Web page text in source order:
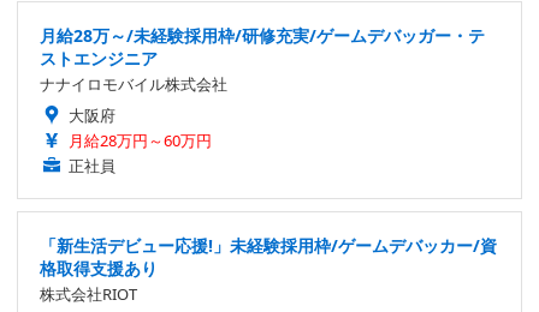
月給28万～/未経験採用枠/研修充実/ゲームデバッガー・テ
ストエンジニア
ナナイロモバイル株式会社
大阪府
月給28万円～60万円
正社員
「新生活デビュー応援!」未経験採用枠/ゲームデバッカー/資
格取得支援あり
株式会社RIOT